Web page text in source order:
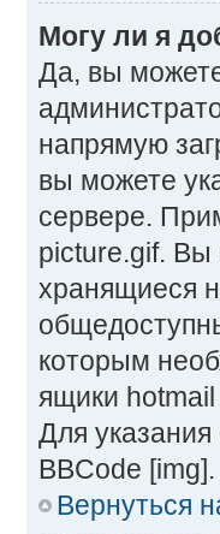
Могу ли я
Да, вы
напрямую
вы можете
сервере.
picture.gif. Вы
хранящиеся
которым
ящики
Для
BBCode [img].
Вернуться